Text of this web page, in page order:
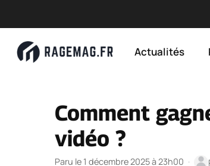
Actualités
Comment
vidéo ?
Paru le 1 décembre 2025 à 23h00 ·